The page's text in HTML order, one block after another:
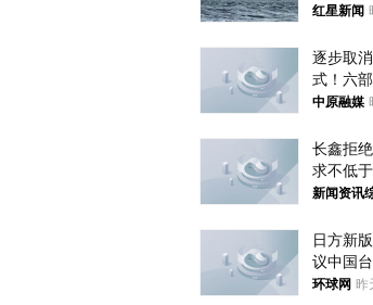
航道，与
红星新闻
逐步取
式！六
中原融媒
长鑫拒
求不低
力士
新闻资讯
日方新
议中国
烈不满
环球网 昨